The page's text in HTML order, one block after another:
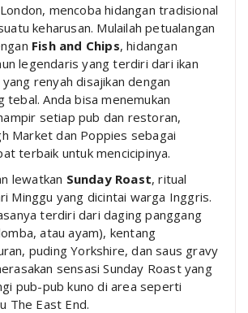
mencoba hidangan tradisional
keharusan. Mulailah petualangan
Fish and Chips, hidangan
legendaris yang terdiri dari ikan
renyah disajikan dengan
tebal. Anda bisa menemukan
setiap pub dan restoran,
Market dan Poppies sebagai
terbaik untuk mencicipinya.
lewatkan Sunday Roast, ritual
Minggu yang dicintai warga Inggris.
terdiri dari daging panggang
atau ayam), kentang
puding Yorkshire, dan saus gravy
sensasi Sunday Roast yang
pub-pub kuno di area seperti
The East End.